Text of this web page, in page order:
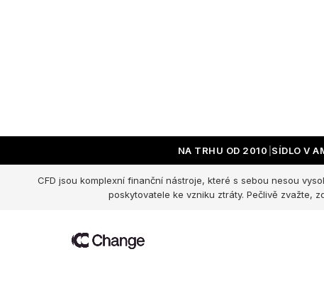
NA TRHU OD 2010 SÍDLO V
CFD jsou komplexní finanční nástroje, které s sebou nesou
poskytovatele ke vzniku ztráty. Pečlivě zvažte,